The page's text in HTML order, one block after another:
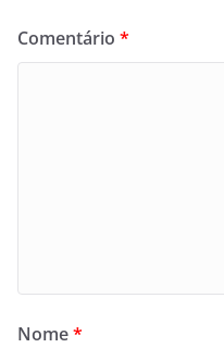
Comentário *
Nome*